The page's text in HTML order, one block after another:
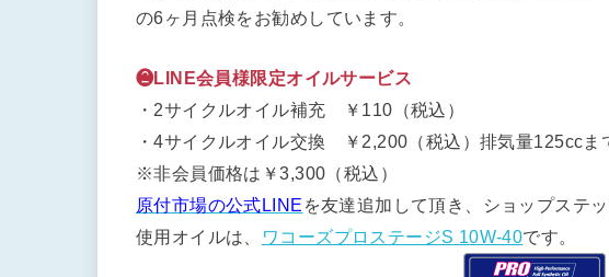
の6ヶ月点検をお勧めしています。
❷LINE会員様限定オイルサービス
・2サイクルオイル補充 ￥110（税込）
・4サイクルオイル交換 ￥2,200（税込）排気量125ccま
※非会員価格は￥3,300（税込）
原付市場の公式LINE を友達追加して頂き、ショップステ
使用オイルは、
ワコーズプロステージS 10W-40です。